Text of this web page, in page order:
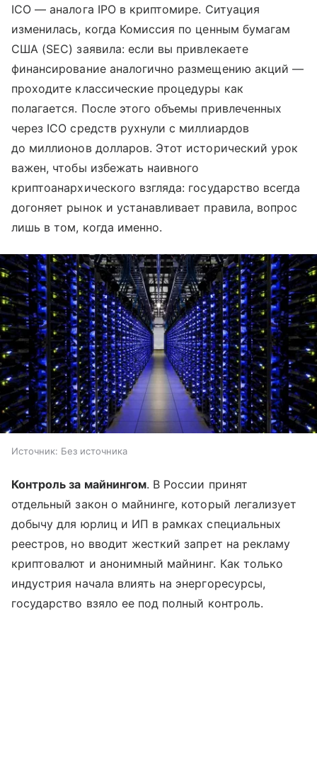
ICO — аналога IPO в криптомире. Ситуация
изменилась, когда Комиссия по ценным бумагам
США (SEC) заявила: если вы привлекаете
финансирование аналогично размещению акций —
проходите классические процедуры как
полагается. После этого объемы привлеченных
через ICO средств рухнули с миллиардов
до миллионов долларов. Этот исторический урок
важен, чтобы избежать наивного
криптоанархического взгляда: государство всегда
догоняет рынок и устанавливает правила, вопрос
лишь в том, когда именно.
Источник: Без источника
Контроль за майнингом. В России принят
отдельный закон о майнинге, который легализует
добычу для юрлиц и ИП в рамках специальных
реестров, но вводит жесткий запрет на рекламу
криптовалют и анонимный майнинг. Как только
индустрия начала влиять на энергоресурсы,
государство взяло ее под полный контроль.